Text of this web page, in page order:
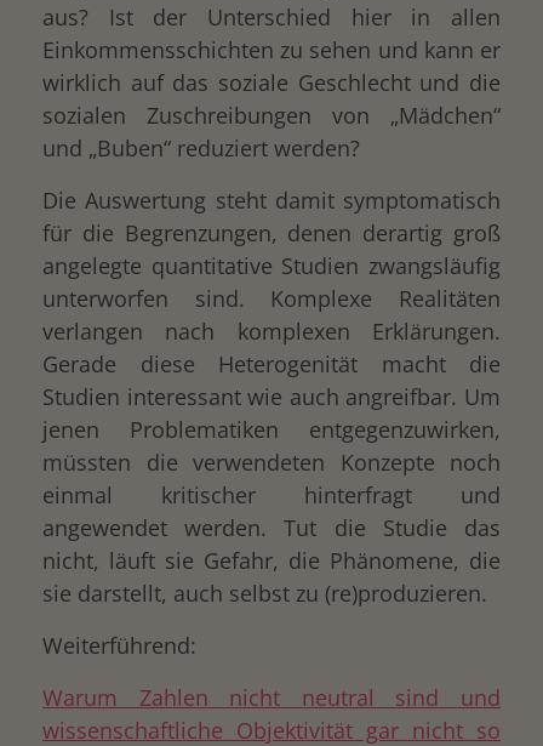
aus? Ist der Unterschied hier in allen
Einkommensschichten zu sehen und kann er
wirklich auf das soziale Geschlecht und die
sozialen Zuschreibungen von „Mädchen“
und „Buben“ reduziert werden?
Die Auswertung steht damit symptomatisch
für die Begrenzungen, denen derartig groß
angelegte quantitative Studien zwangsläufig
unterworfen sind. Komplexe Realitäten
verlangen nach komplexen Erklärungen.
Gerade diese Heterogenität macht die
Studien interessant wie auch angreifbar. Um
jenen Problematiken entgegenzuwirken,
müssten die verwendeten Konzepte noch
einmal kritischer hinterfragt und
angewendet werden. Tut die Studie das
nicht, läuft sie Gefahr, die Phänomene, die
sie darstellt, auch selbst zu (re)produzieren.
Weiterführend:
Warum Zahlen nicht neutral sind und
wissenschaftliche Objektivität gar nicht so